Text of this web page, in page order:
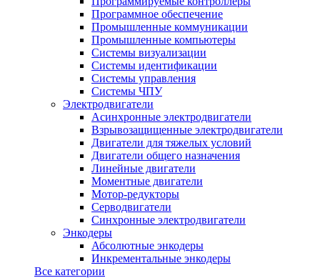
Программное обеспечение
Промышленные коммуникации
Промышленные компьютеры
Системы визуализации
Системы идентификации
Системы управления
Системы ЧПУ
Электродвигатели
Асинхронные электродвигатели
Взрывозащищенные электродвигатели
Двигатели для тяжелых условий
Двигатели общего назначения
Линейные двигатели
Моментные двигатели
Мотор-редукторы
Серводвигатели
Синхронные электродвигатели
Энкодеры
Абсолютные энкодеры
Инкрементальные энкодеры
Все категории